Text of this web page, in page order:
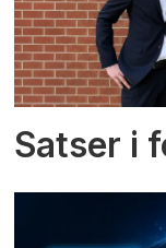
Satser i